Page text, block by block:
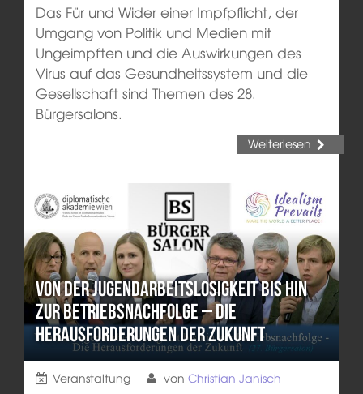
Das Für und Wider einer Impfpflicht, der
Umgang von Politik und Medien mit
Ungeimpften und die Auswirkungen des
Virus auf das Gesundheitssystem und die
Gesellschaft sind Themen des 28.
Bürgersalons.
Weiterlesen
Von der Jugendarbeitslosigkeit bis hin
zur Betriebsnachfolge – die
Herausforderungen der Zukunft
Veranstaltung von Christian Janisch